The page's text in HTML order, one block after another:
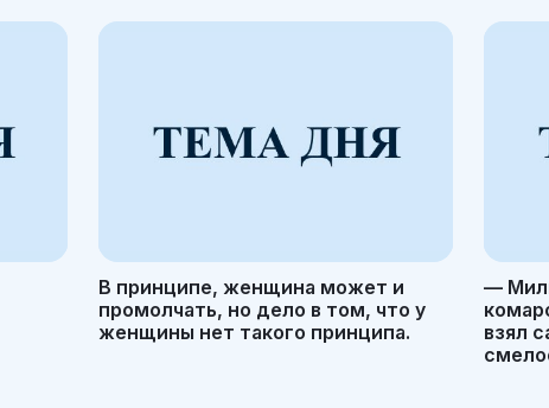
В принципе, женщина может и
промолчать, но дело в том, что у
женщины нет такого принципа.
—
взял